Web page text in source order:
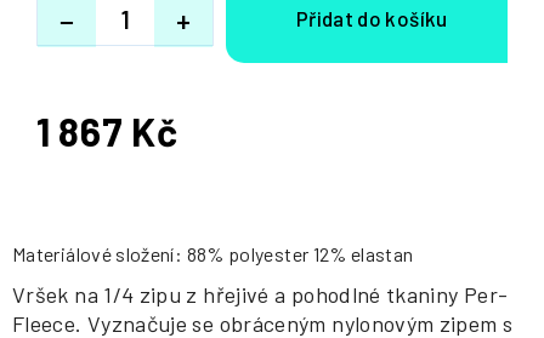
+
−
1 867 Kč
Měrná
Materiálové složení: 88% polyester 12% elastan
Vršek na 1/4 zipu z hřejivé a pohodlné tkaniny Per-
Fleece. Vyznačuje se obráceným nylonovým zipem s